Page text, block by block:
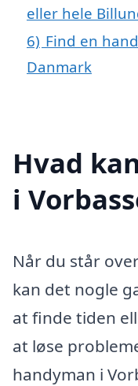
eller hele
6) Find en
Danmark
Hvad
i
Når du står
kan det nogle
at finde tiden
at løse
handyman i